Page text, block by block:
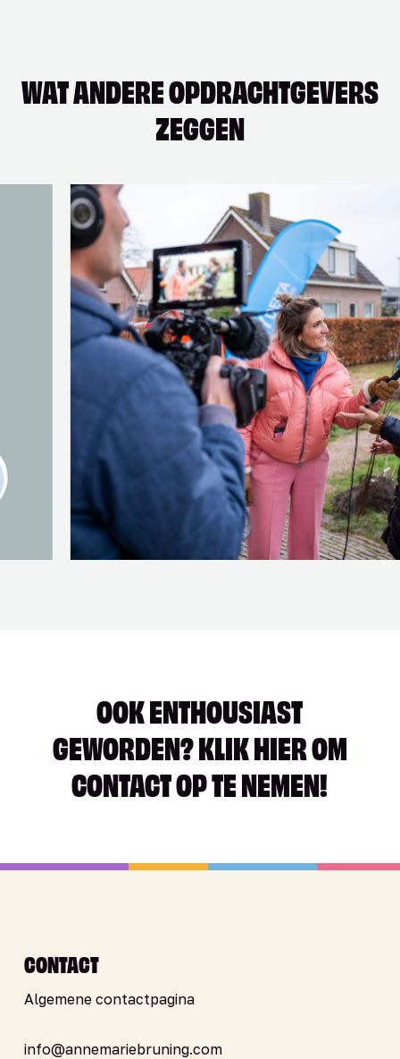
WAT ANDERE OPDRACHTGEVERS
ZEGGEN
OOK ENTHOUSIAST
GEWORDEN? KLIK HIER OM
CONTACT OP TE NEMEN!
CONTACT
Algemene contactpagina
info@annemariebruning.com